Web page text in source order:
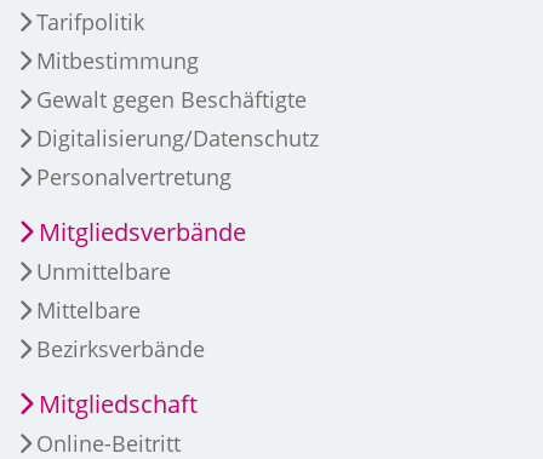
Tarifpolitik
Mitbestimmung
Gewalt gegen Beschäftigte
Digitalisierung/Datenschutz
Personalvertretung
Mitgliedsverbände
Unmittelbare
Mittelbare
Bezirksverbände
Mitgliedschaft
Online-Beitritt